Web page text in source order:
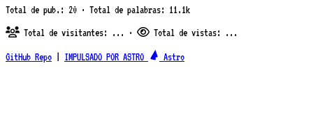
Total de pub.: 20 · Total de palabras: 11.1k
Total de visitantes: ... · Total de vistas: ...
GitHub Repo IMPULSADO POR ASTRO Astro